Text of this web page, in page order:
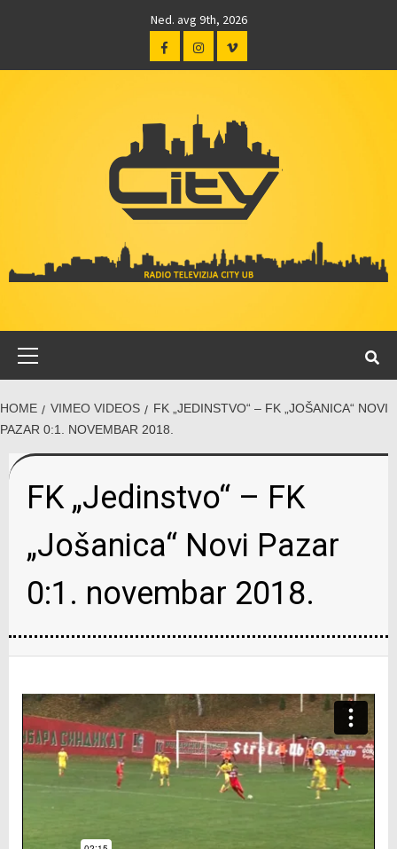
Ned. avg 9th, 2026
HOME VIMEO VIDEOS
FK „JEDINSTVO“ – FK „JOŠANICA“ NOVI
PAZAR 0:1. NOVEMBAR 2018.
FK „Jedinstvo“ – FK
„Jošanica“ Novi Pazar
0:1. novembar 2018.